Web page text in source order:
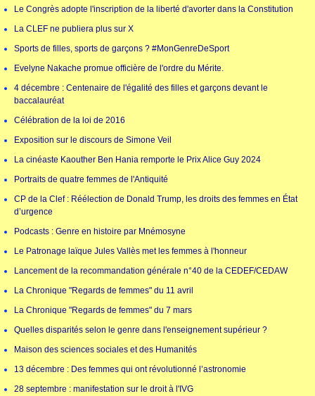
Le Congrès adopte l'inscription de la liberté d'avorter dans la Constitution
La CLEF ne publiera plus sur X
Sports de filles, sports de garçons ? #MonGenreDeSport
Evelyne Nakache promue officière de l'ordre du Mérite.
4 décembre : Centenaire de l'égalité des filles et garçons devant le
baccalauréat
Célébration de la loi de 2016
Exposition sur le discours de Simone Veil
La cinéaste Kaouther Ben Hania remporte le Prix Alice Guy 2024
Portraits de quatre femmes de l'Antiquité
CP de la Clef : Réélection de Donald Trump, les droits des femmes en État
d’urgence
Podcasts : Genre en histoire par Mnémosyne
Le Patronage laïque Jules Vallès met les femmes à l'honneur
Lancement de la recommandation générale n°40 de la CEDEF/CEDAW
La Chronique "Regards de femmes" du 11 avril
La Chronique "Regards de femmes" du 7 mars
Quelles disparités selon le genre dans l'enseignement supérieur ?
Maison des sciences sociales et des Humanités
13 décembre : Des femmes qui ont révolutionné l’astronomie
28 septembre : manifestation sur le droit à l'IVG